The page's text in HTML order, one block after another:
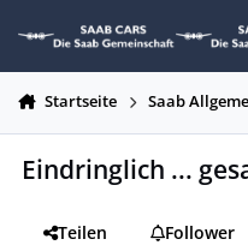
Startseite Saab
Eindringlich ...
Teilen
Follower